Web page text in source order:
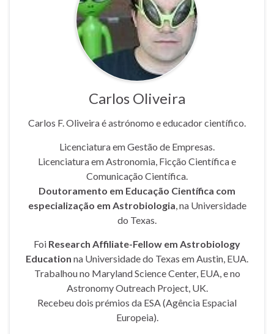
Carlos Oliveira
Carlos F. Oliveira é astrónomo e educador científico.
Licenciatura em Gestão de Empresas.
Licenciatura em Astronomia, Ficção Científica e
Comunicação Científica.
Doutoramento em Educação Científica com
especialização em Astrobiologia, na Universidade
do Texas.
Foi Research Affiliate-Fellow em Astrobiology
Education na Universidade do Texas em Austin, EUA.
Trabalhou no Maryland Science Center, EUA, e no
Astronomy Outreach Project, UK.
Recebeu dois prémios da ESA (Agência Espacial
Europeia).